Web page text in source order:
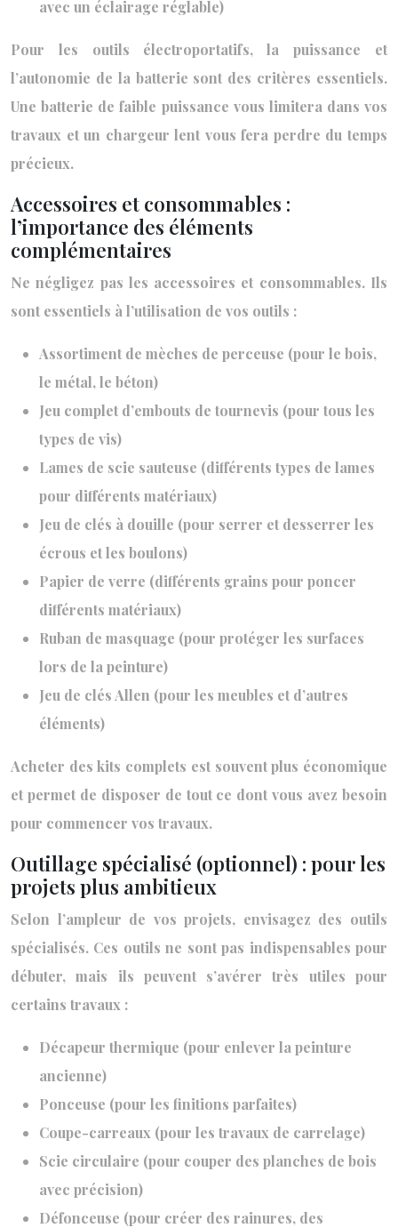
avec un éclairage réglable)
Pour les outils électroportatifs, la puissance et
l’autonomie de la batterie sont des critères essentiels.
Une batterie de faible puissance vous limitera dans vos
travaux et un chargeur lent vous fera perdre du temps
précieux.
Accessoires et consommables :
l’importance des éléments
complémentaires
Ne négligez pas les accessoires et consommables. Ils
sont essentiels à l’utilisation de vos outils :
Assortiment de mèches de perceuse (pour le bois,
le métal, le béton)
Jeu complet d’embouts de tournevis (pour tous les
types de vis)
Lames de scie sauteuse (différents types de lames
pour différents matériaux)
Jeu de clés à douille (pour serrer et desserrer les
écrous et les boulons)
Papier de verre (différents grains pour poncer
différents matériaux)
Ruban de masquage (pour protéger les surfaces
lors de la peinture)
Jeu de clés Allen (pour les meubles et d’autres
éléments)
Acheter des kits complets est souvent plus économique
et permet de disposer de tout ce dont vous avez besoin
pour commencer vos travaux.
Outillage spécialisé (optionnel) : pour les
projets plus ambitieux
Selon l’ampleur de vos projets, envisagez des outils
spécialisés. Ces outils ne sont pas indispensables pour
débuter, mais ils peuvent s’avérer très utiles pour
certains travaux :
Décapeur thermique (pour enlever la peinture
ancienne)
Ponceuse (pour les finitions parfaites)
Coupe-carreaux (pour les travaux de carrelage)
Scie circulaire (pour couper des planches de bois
avec précision)
Défonceuse (pour créer des rainures, des